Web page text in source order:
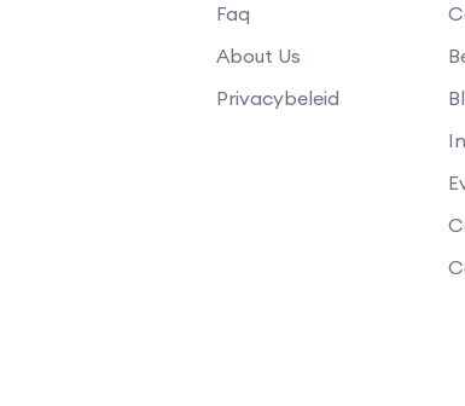
Faq
About Us
Privacybeleid